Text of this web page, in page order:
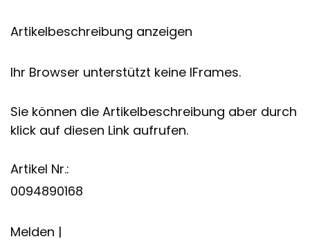
Artikelbeschreibung anzeigen
Ihr Browser unterstützt keine IFrames.
Sie können die Artikelbeschreibung aber durch
klick auf diesen Link aufrufen.
Artikel Nr.:
0094890168
Melden |